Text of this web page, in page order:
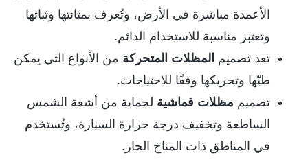
الأعمدة مباشرة في الأرض، وتُعرف بمتانتها وثباتها
وتعتبر مناسبة للاستخدام الدائم.
تعد تصميم المظلات المتحركة من الأنواع التي يمكن
طيّها وتحريكها وفقًا للاحتياجات.
تصميم مظلات قماشية لحماية من أشعة الشمس
الساطعة وتخفيف درجة حرارة السيارة، وتُستخدم
في المناطق ذات المناخ الحار.